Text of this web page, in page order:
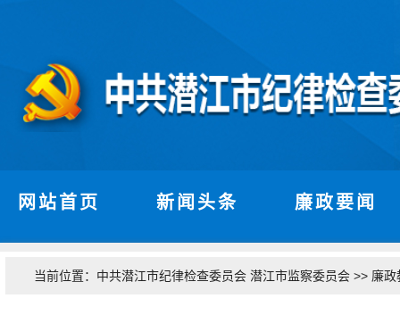
网站首页 新闻头条 廉政要闻
当前位置： 中共潜江市纪律检查委员会 潜江市监察委员会 >> 廉政